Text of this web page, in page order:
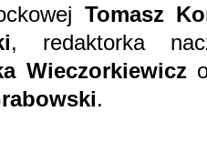
Tomasz
, redaktorka
Wieczorkiewicz
.